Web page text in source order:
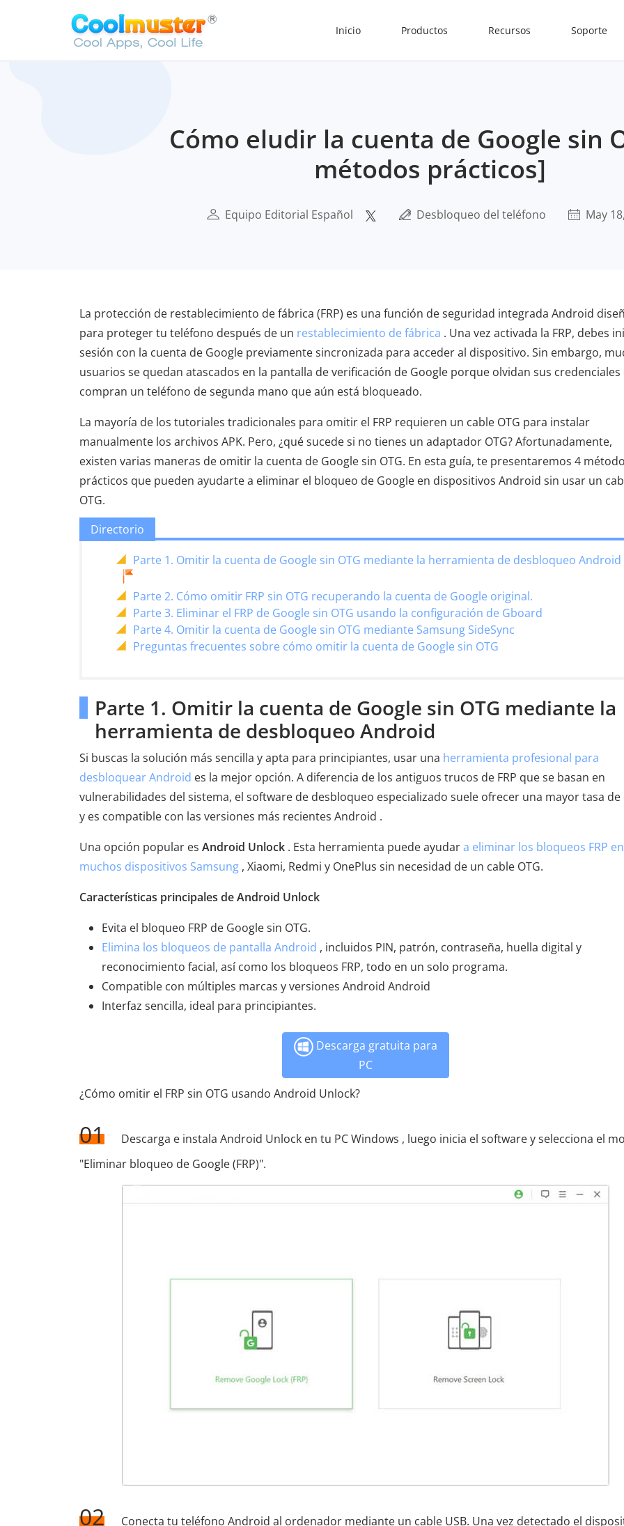
Inicio Productos Recursos Soporte
Cómo eludir la cuenta de Google sin
métodos prácticos]
Equipo Editorial Español Desbloqueo del teléfono May
La protección de restablecimiento de fábrica (FRP) es una función de seguridad integrada Android
para proteger tu teléfono después de un restablecimiento de fábrica . Una vez activada la FRP, debes
sesión con la cuenta de Google previamente sincronizada para acceder al dispositivo. Sin embargo,
usuarios se quedan atascados en la pantalla de verificación de Google porque olvidan sus credenciales
compran un teléfono de segunda mano que aún está bloqueado.
La mayoría de los tutoriales tradicionales para omitir el FRP requieren un cable OTG para instalar
manualmente los archivos APK. Pero, ¿qué sucede si no tienes un adaptador OTG? Afortunadamente,
existen varias maneras de omitir la cuenta de Google sin OTG. En esta guía, te presentaremos 4
prácticos que pueden ayudarte a eliminar el bloqueo de Google en dispositivos Android sin usar un
OTG.
Directorio
Parte 1. Omitir la cuenta de Google sin OTG mediante la herramienta de desbloqueo Android
Parte 2. Cómo omitir FRP sin OTG recuperando la cuenta de Google original.
Parte 3. Eliminar el FRP de Google sin OTG usando la configuración de Gboard
Parte 4. Omitir la cuenta de Google sin OTG mediante Samsung SideSync
Preguntas frecuentes sobre cómo omitir la cuenta de Google sin OTG
Parte 1. Omitir la cuenta de Google sin OTG mediante la
herramienta de desbloqueo Android
Si buscas la solución más sencilla y apta para principiantes, usar una herramienta profesional para
desbloquear Android es la mejor opción. A diferencia de los antiguos trucos de FRP que se basan en
vulnerabilidades del sistema, el software de desbloqueo especializado suele ofrecer una mayor tasa de
y es compatible con las versiones más recientes Android .
Una opción popular es Android Unlock . Esta herramienta puede ayudara eliminar los bloqueos FRP en
muchos dispositivos Samsung , Xiaomi, Redmi y OnePlus sin necesidad de un cable OTG.
Características principales de Android Unlock
Evita el bloqueo FRP de Google sin OTG.
Elimina los bloqueos de pantalla Android , incluidos PIN, patrón, contraseña, huella digital y
reconocimiento facial, así como los bloqueos FRP, todo en un solo programa.
Compatible con múltiples marcas y versiones Android Android
Interfaz sencilla, ideal para principiantes.
Descarga gratuita para
PC
¿Cómo omitir el FRP sin OTG usando Android Unlock?
01
Descarga e instala Android Unlock en tu PC Windows , luego inicia el software y selecciona el
"Eliminar bloqueo de Google (FRP)".
02
Conecta tu teléfono Android al ordenador mediante un cable USB. Una vez detectado el